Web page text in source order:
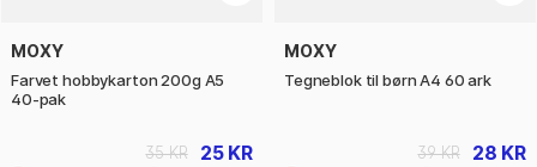
MOXY
Farvet hobbykarton 200g A5
40-pak
25 KR
35 KR
MOXY
Tegneblok til børn A4 60 ark
28 KR
39 KR